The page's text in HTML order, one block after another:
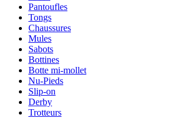
Pantoufles
Tongs
Chaussures
Mules
Sabots
Bottines
Botte mi-mollet
Nu-Pieds
Slip-on
Derby
Trotteurs